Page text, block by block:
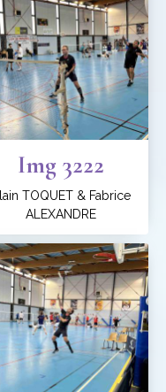
Img 3222
TOQUET & Fabrice
ALEXANDRE